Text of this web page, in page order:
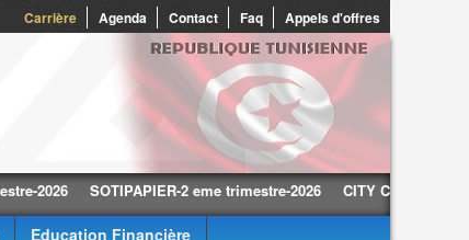
Carrière Agenda Contact Faq Appels d'offres
SOTIPAPIER-2 eme trimestre-2026 CITY CARS-2 eme
Education Financière